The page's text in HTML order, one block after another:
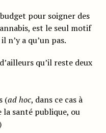
pour soigner des
est le seul motif
n’y a qu’un pas.
qu’il reste deux
(ad hoc, dans ce cas à
la santé publique, ou